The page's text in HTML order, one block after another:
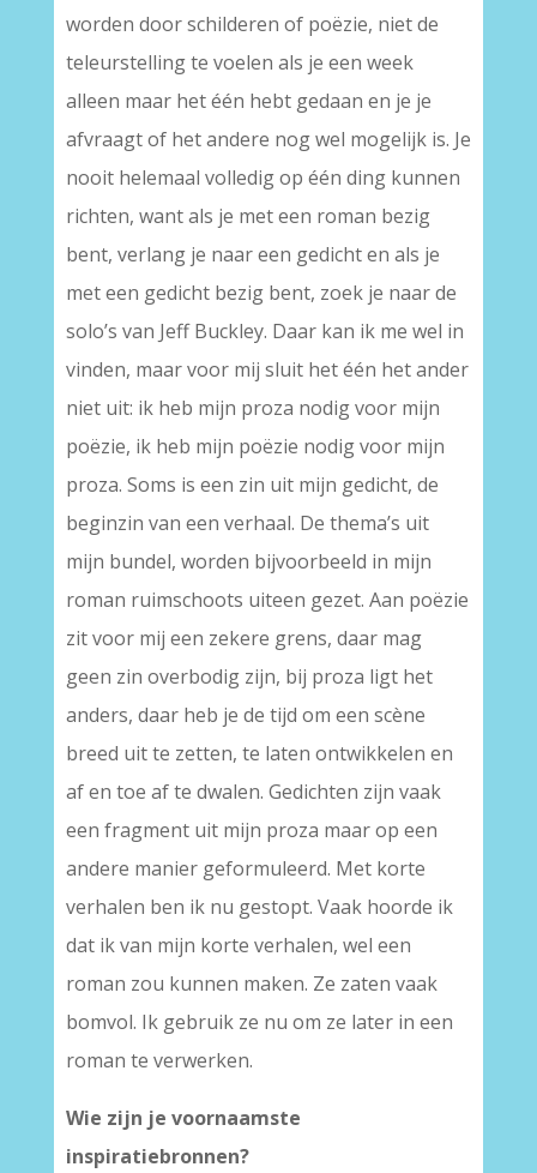
worden door schilderen of poëzie, niet de
teleurstelling te voelen als je een week
alleen maar het één hebt gedaan en je je
afvraagt of het andere nog wel mogelijk is. Je
nooit helemaal volledig op één ding kunnen
richten, want als je met een roman bezig
bent, verlang je naar een gedicht en als je
met een gedicht bezig bent, zoek je naar de
solo’s van Jeff Buckley. Daar kan ik me wel in
vinden, maar voor mij sluit het één het ander
niet uit: ik heb mijn proza nodig voor mijn
poëzie, ik heb mijn poëzie nodig voor mijn
proza. Soms is een zin uit mijn gedicht, de
beginzin van een verhaal. De thema’s uit
mijn bundel, worden bijvoorbeeld in mijn
roman ruimschoots uiteen gezet. Aan poëzie
zit voor mij een zekere grens, daar mag
geen zin overbodig zijn, bij proza ligt het
anders, daar heb je de tijd om een scène
breed uit te zetten, te laten ontwikkelen en
af en toe af te dwalen. Gedichten zijn vaak
een fragment uit mijn proza maar op een
andere manier geformuleerd. Met korte
verhalen ben ik nu gestopt. Vaak hoorde ik
dat ik van mijn korte verhalen, wel een
roman zou kunnen maken. Ze zaten vaak
bomvol. Ik gebruik ze nu om ze later in een
roman te verwerken.
Wie zijn je voornaamste
inspiratiebronnen?